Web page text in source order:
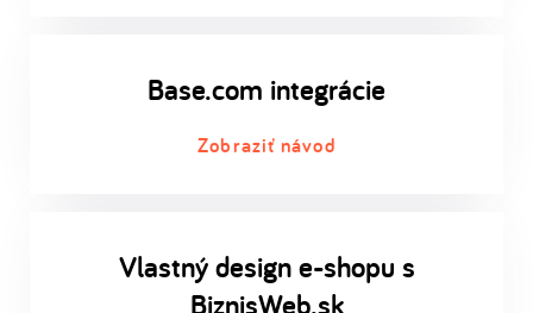
Base.com integrácie
Zobraziť návod
Vlastný design e-shopu s
BiznisWeb.sk